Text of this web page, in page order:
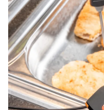
lo aprendido en el
Testo para alimentos han
de forma fiable durante el
conocemos los grandes
de estas aplicaciones y
productos para ello. No
eltermómetro de
de fritura– Los
que salen de nuestra